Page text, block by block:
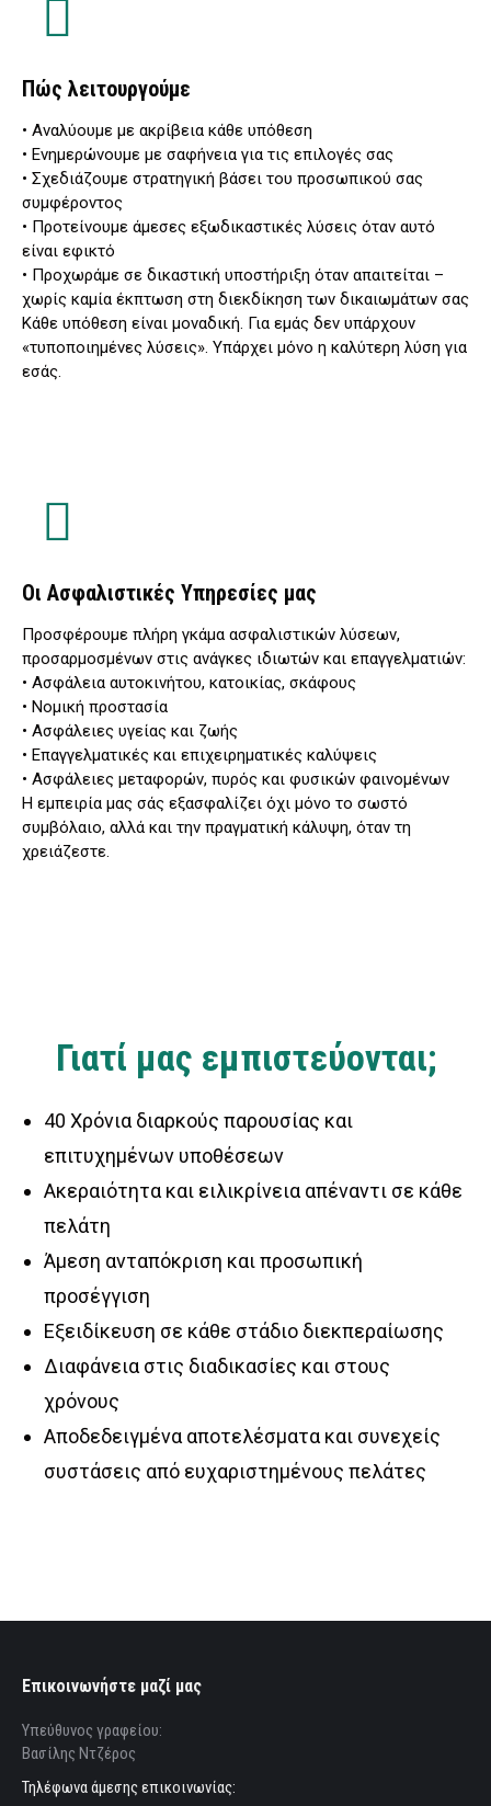
Πώς λειτουργούμε
• Αναλύουμε με ακρίβεια κάθε υπόθεση
• Ενημερώνουμε με σαφήνεια για τις επιλογές σας
• Σχεδιάζουμε στρατηγική βάσει του προσωπικού σας
συμφέροντος
• Προτείνουμε άμεσες εξωδικαστικές λύσεις όταν αυτό
είναι εφικτό
• Προχωράμε σε δικαστική υποστήριξη όταν απαιτείται –
χωρίς καμία έκπτωση στη διεκδίκηση των δικαιωμάτων σας
Κάθε υπόθεση είναι μοναδική. Για εμάς δεν υπάρχουν
«τυποποιημένες λύσεις». Υπάρχει μόνο η καλύτερη λύση για
εσάς.
Οι Ασφαλιστικές Υπηρεσίες μας
Προσφέρουμε πλήρη γκάμα ασφαλιστικών λύσεων,
προσαρμοσμένων στις ανάγκες ιδιωτών και επαγγελματιών:
• Ασφάλεια αυτοκινήτου, κατοικίας, σκάφους
• Νομική προστασία
• Ασφάλειες υγείας και ζωής
• Επαγγελματικές και επιχειρηματικές καλύψεις
• Ασφάλειες μεταφορών, πυρός και φυσικών φαινομένων
Η εμπειρία μας σάς εξασφαλίζει όχι μόνο το σωστό
συμβόλαιο, αλλά και την πραγματική κάλυψη, όταν τη
χρειάζεστε.
Γιατί μας εμπιστεύονται;
40 Χρόνια διαρκούς παρουσίας και
επιτυχημένων υποθέσεων
Ακεραιότητα και ειλικρίνεια απέναντι σε κάθε
πελάτη
Άμεση ανταπόκριση και προσωπική
προσέγγιση
Εξειδίκευση σε κάθε στάδιο διεκπεραίωσης
Διαφάνεια στις διαδικασίες και στους
χρόνους
Αποδεδειγμένα αποτελέσματα και συνεχείς
συστάσεις από ευχαριστημένους πελάτες
Επικοινωνήστε μαζί μας
Υπεύθυνος γραφείου:
Βασίλης Ντζέρος
Τηλέφωνα άμεσης επικοινωνίας: